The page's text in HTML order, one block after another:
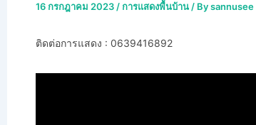
16 กรกฎาคม 2023 /การแสดงพื้นบ้าน / Bysannusee
ติดต่อการแสดง : 0639416892